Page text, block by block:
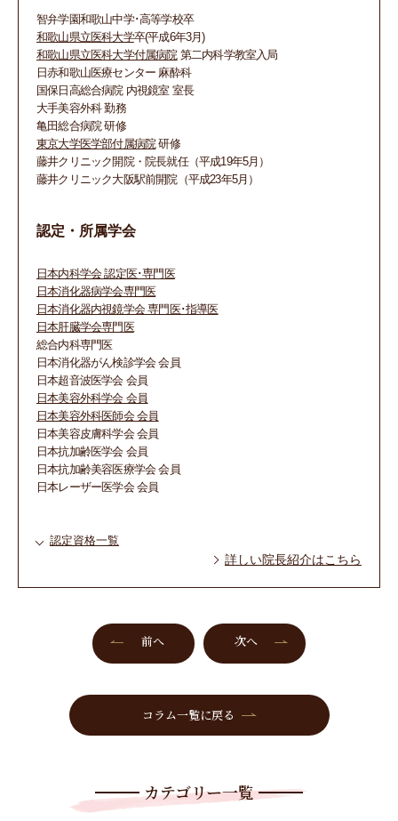
智弁学園和歌山中学･高等学校卒
和歌山県立医科大学卒(平成6年3月)
和歌山県立医科大学付属病院第二内科学教室入局
日赤和歌山医療センター 麻酔科
国保日高総合病院 内視鏡室 室長
大手美容外科 勤務
亀田総合病院 研修
東京大学医学部付属病院研修
藤井クリニック開院・院長就任（平成19年5月）
藤井クリニック大阪駅前開院（平成23年5月）
認定・所属学会
日本内科学会 認定医･専門医
日本消化器病学会専門医
日本消化器内視鏡学会 専門医･指導医
日本肝臓学会専門医
総合内科専門医
日本消化器がん検診学会 会員
日本超音波医学会 会員
日本美容外科学会 会員
日本美容外科医師会 会員
日本美容皮膚科学会 会員
日本抗加齢医学会 会員
日本抗加齢美容医療学会 会員
日本レーザー医学会 会員
認定資格一覧
詳しい院長紹介はこちら
前へ 次へ
コラム一覧に戻る
カテゴリー一覧